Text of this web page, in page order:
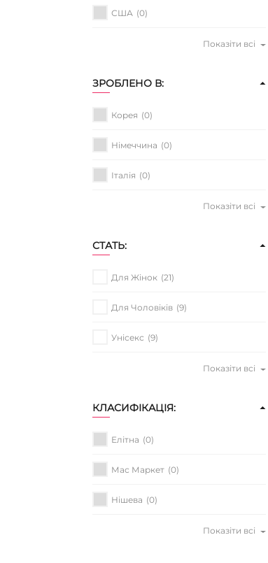
США (0)
Показіти всі
ЗРОБЛЕНО В:
Корея (0)
Німеччина (0)
Італія (0)
Показіти всі
СТАТЬ:
Для Жінок (21)
Для Чоловіків (9)
Унісекс (9)
Показіти всі
КЛАСИФІКАЦІЯ:
Елітна (0)
Мас Маркет (0)
Нішева (0)
Показіти всі